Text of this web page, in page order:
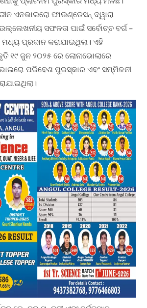
ଏନଭାଇରୋ ଫାଉଣ୍ଡେସନ୍ ଦ୍ୱାରା
ସଫଳତା ପାଇଁ ସର୍ବୋଚ୍ଚ ବର୍ଗ –
ପ୍ରଦାନ କରାଯାଇଥିଲା। ଏହି
୧୯ ଜୁନ ୨୦୨୫ ରେ ଲୋନାଭୋଲାରେ
ପରିବେଶ ପୁରସ୍କାର ଏବଂ ସମ୍ମିଳନୀ